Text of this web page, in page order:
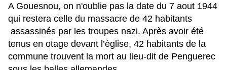
A Gouesnou, on n'oublie pas la date du 7 aout 1944
qui restera celle du massacre de 42 habitants
assassinés par les troupes nazi. Après avoir été
tenus en otage devant l’église, 42 habitants de la
commune trouvent la mort au lieu-dit de Penguerec